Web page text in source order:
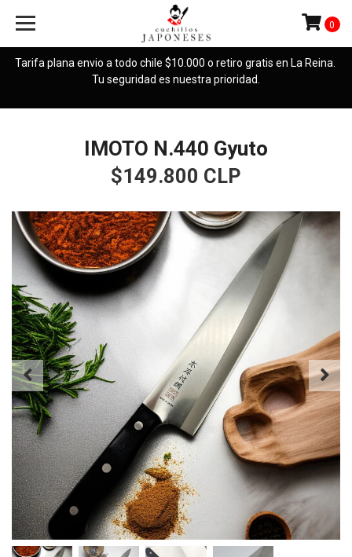
Tarifa plana envio a todo chile $10.000 o retiro gratis en La Reina.
Tu seguridad es nuestra prioridad.
0
IMOTO N.440 Gyuto
$149.800 CLP